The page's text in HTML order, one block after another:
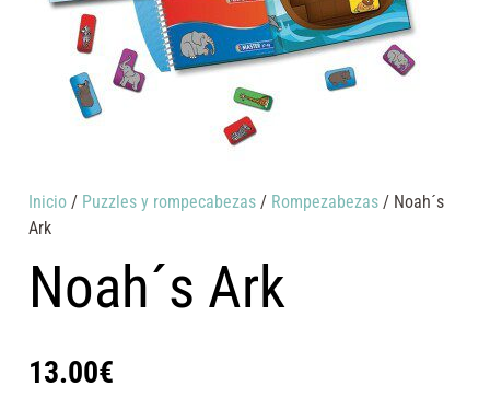
Inicio / Puzzles y rompecabezas / Rompezabezas / Noah´s
Ark
Noah´s Ark
13.00€